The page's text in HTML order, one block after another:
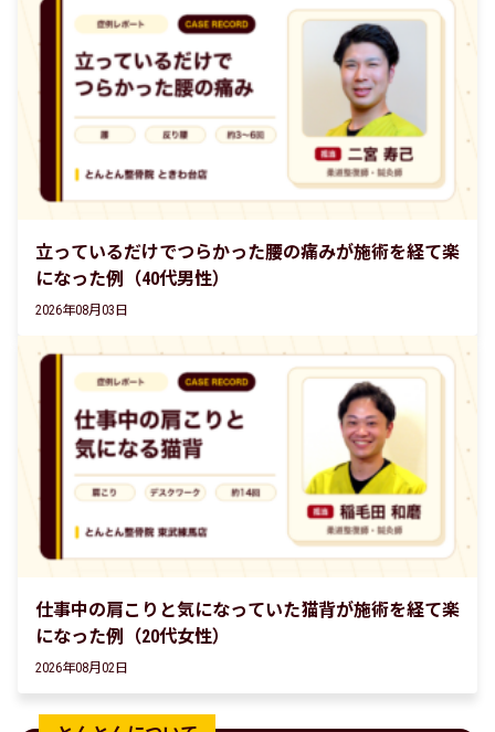
立っているだけでつらかった腰の痛みが施術を経て楽
になった例（40代男性）
2026年08月03日
仕事中の肩こりと気になっていた猫背が施術を経て楽
になった例（20代女性）
2026年08月02日